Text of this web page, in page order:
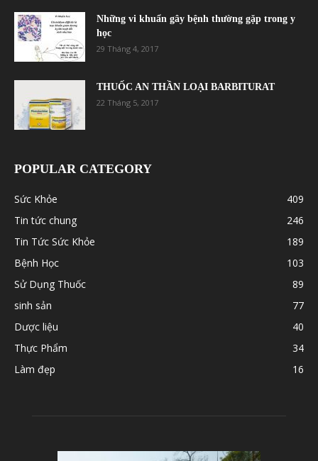
Những vi khuẩn gây bệnh thường gặp trong y
học
29 Tháng 4, 2017
THUỐC AN THẦN LOẠI BARBITURAT
22 Tháng 5, 2017
POPULAR CATEGORY
Sức Khỏe
409
Tin tức chung
246
Tin Tức Sức Khỏe
189
Bệnh Học
103
Sử Dụng Thuốc
89
sinh sản
77
Dược liệu
40
Thực Phẩm
34
Làm đẹp
16